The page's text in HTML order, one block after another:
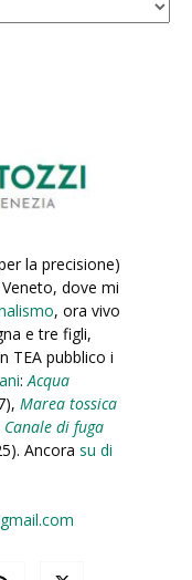
la precisione)
dove mi
, ora vivo
e tre figli,
TEA pubblico i
:Acqua
Marea tossica
Canale di fuga
Ancora su di